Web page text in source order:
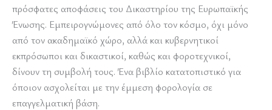
πρόσφατες αποφάσεις του Δικαστηρίου της Ευρωπαϊκής
Ένωσης. Εμπειρογνώμονες από όλο τον κόσμο, όχι μόνο
από τον ακαδημαϊκό χώρο, αλλά και κυβερνητικοί
εκπρόσωποι και δικαστικοί, καθώς και φοροτεχνικοί,
δίνουν τη συμβολή τους. Ένα βιβλίο κατατοπιστικό για
όποιον ασχολείται με την έμμεση φορολογία σε
επαγγελματική βάση.